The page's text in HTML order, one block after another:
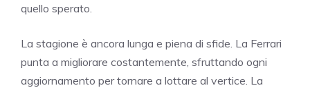
quello sperato.
La stagione è ancora lunga e piena di sfide. La Ferrari
punta a migliorare costantemente, sfruttando ogni
aggiornamento per tornare a lottare al vertice. La